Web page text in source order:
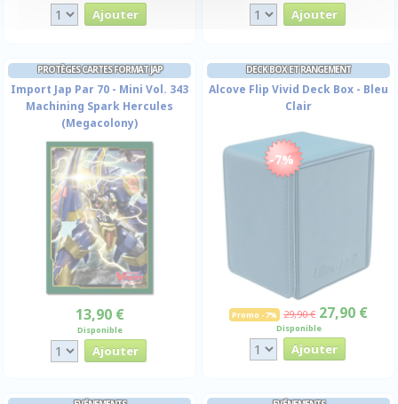
PROTÈGES CARTES FORMAT JAP
Import Jap Par 70 - Mini Vol. 343
Machining Spark Hercules
(Megacolony)
13,90 €
Disponible
DECK BOX ET RANGEMENT
Alcove Flip Vivid Deck Box - Bleu
Clair
-7%
Promo -7% 29,90 € 27,90 €
Disponible